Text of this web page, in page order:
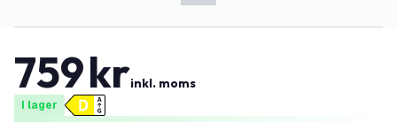
759krinkl. moms
I lager